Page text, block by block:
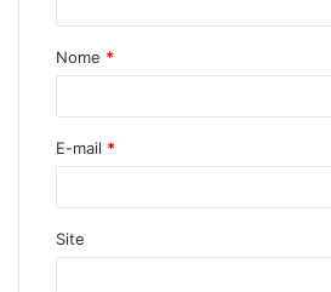
Nome *
E-mail *
Site